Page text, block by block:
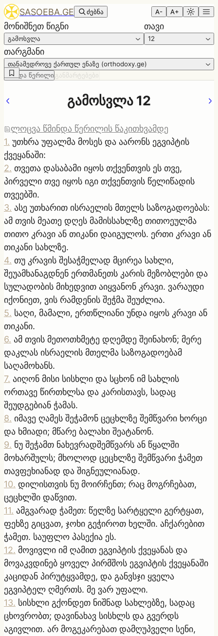
SASOEBA.GE ძებნა A- A+
მონიშნეთ წიგნი
გამოსვლა
თავი
12
თარგმანი
თანამედროვე ქართულ ენაზე (orthodoxy.ge)
წმინდა წერილი განმარტებები
გამოსვლა 12
ლოცვა წმინდა წერილის წაკითხვამდე
1. უთხრა უფალმა მოსეს და აარონს ეგვიპტის
ქვეყანაში:
2. თვეთა დასაბამი იყოს თქვენთვის ეს თვე,
პირველი თვე იყოს იგი თქვენთვის წელიწადის
თვეებში.
3. ასე უთხარით ისრაელის მთელს საზოგადოებას:
ამ თვის მეათე დღეს მამისსახლზე თითოეულმა
თითო კრავი ან თიკანი დაიგულოს. ერთი კრავი ან
თიკანი სახლზე.
4. თუ კრავის შესაჭმელად მცირეა სახლი,
შეუამხანაგდნენ ერთმანეთს კარის მეზობლები და
სულადობის მიხედვით აიყვანონ კრავი. ვარაუდი
იქონიეთ, ვის რამდენის შეჭმა შეუძლია.
5. საღი, მამალი, ერთწლიანი უნდა იყოს კრავი ან
თიკანი.
6. ამ თვის მეთოთხმეტე დღემდე შეინახონ; მერე
დაკლას ისრაელის მთელმა საზოგადოებამ
საღამოხანს.
7. აიღონ მისი სისხლი და სცხონ იმ სახლის
ორთავე წირთხლსა და კარისთავს, სადაც
შეუდგებიან ჭამას.
8. იმავე ღამეს შეჭამონ ცეცხლზე შემწვარი ხორცი
და ხმიადი; მწარე ბალახი შეატანონ.
9. ნუ შეჭამთ ნახევრადშემწვარს ან წყალში
მოხარშულს; მხოლოდ ცეცხლზე შემწვარი ჭამეთ
თავფეხიანად და შიგნეულიანად.
10. დილისთვის ნუ მოირჩენთ; რაც მოგრჩებათ,
ცეცხლში დაწვით.
11. ამგვარად ჭამეთ: წელზე სარტყელი გერტყათ,
ფეხზე გიცვათ, ჯოხი გეჭიროთ ხელში. აჩქარებით
ჭამეთ. საუფლო პასექია ეს.
12. მოვივლი იმ ღამით ეგვიპტის ქვეყანას და
მოვაკვდინებ ყოველ პირმშოს ეგვიპტის ქვეყანაში
კაციდან პირუტყვამდე, და განვსჯი ყველა
ეგვიპტელ ღმერთს. მე ვარ უფალი.
13. სისხლი გქონდეთ ნიშნად სახლებზე, სადაც
ცხოვრობთ; დავინახავ სისხლს და გვერდს
აგივლით. არ მოგეკარებათ დამღუპველი სენი,